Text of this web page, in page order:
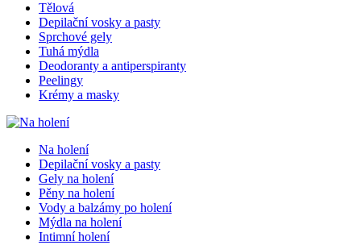
Tělová
Depilační vosky a pasty
Sprchové gely
Tuhá mýdla
Deodoranty a antiperspiranty
Peelingy
Krémy a masky
Na holení
Depilační vosky a pasty
Gely na holení
Pěny na holení
Vody a balzámy po holení
Mýdla na holení
Intimní holení